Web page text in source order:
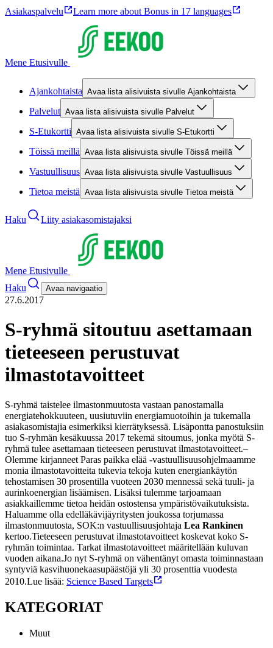
Asiakaspalvelu Learn more about Bonus in 17 languages
Mene Etusivulle
Ajankohtaista Avaa lista alisivuista sivulle Ajankohtaista
Palvelut Avaa lista alisivuista sivulle Palvelut
S-Etukortti Avaa lista alisivuista sivulle S-Etukortti
Töissä meillä Avaa lista alisivuista sivulle Töissä meillä
Vastuullisuus Avaa lista alisivuista sivulle Vastuullisuus
Tietoa meistä Avaa lista alisivuista sivulle Tietoa meistä
Haku Liity asiakasomistajaksi
Mene Etusivulle
Haku
Avaa navigaatio
27.6.2017
S-ryhmä sitoutuu asettamaan
tieteeseen perustuvat
ilmastotavoitteet
S-ryhmä taistelee ilmastonmuutosta vastaan panostamalla
energiatehokkuuteen, uusiutuviin energiamuotoihin ja tukemalla
asiakasomistajia esimerkiksi kierrätyksessä. Lisäpontta panostuksiin
tuo S-ryhmän kesäkuussa 2017 tekemä sitoumus, jonka myötä S-
ryhmä tulee asettamaan tieteeseen perustuvat ilmastotavoitteet.–
Olemme kirjanneet Paras paikka elää -vastuullisuusohjelmaamme
monia ilmastotavoitteita tukevia tekoja kuten energiankäytön
tehostamisen 30 prosentilla vuoteen 2030 mennessä sekä tuuli- ja
aurinkoenergian lisäämisen. Lisäksi tulemme tarjoamaan
asiakkaillemme tietoa heidän ostostensa ympäristövaikutuksista.
Haluamme olla edelläkävijäyritysten joukossa torjumassa
ilmastonmuutosta, SOK:n vastuullisuusjohtaja Lea Rankinen
kertoo.Tieteeseen perustuvat ilmastotavoitteet koskevat koko S-
ryhmän toimintaa. Tarkat ilmastotavoitteet määritellään kuluvan
vuoden aikana.Jo nyt S-ryhmä on vähentänyt omasta toiminnastaan
syntyviä kasvihuonekaasupäästöjä yli 30 prosenttia vuodesta
2010.Lue lisää: Science Based Targets
KATEGORIAT
Muut